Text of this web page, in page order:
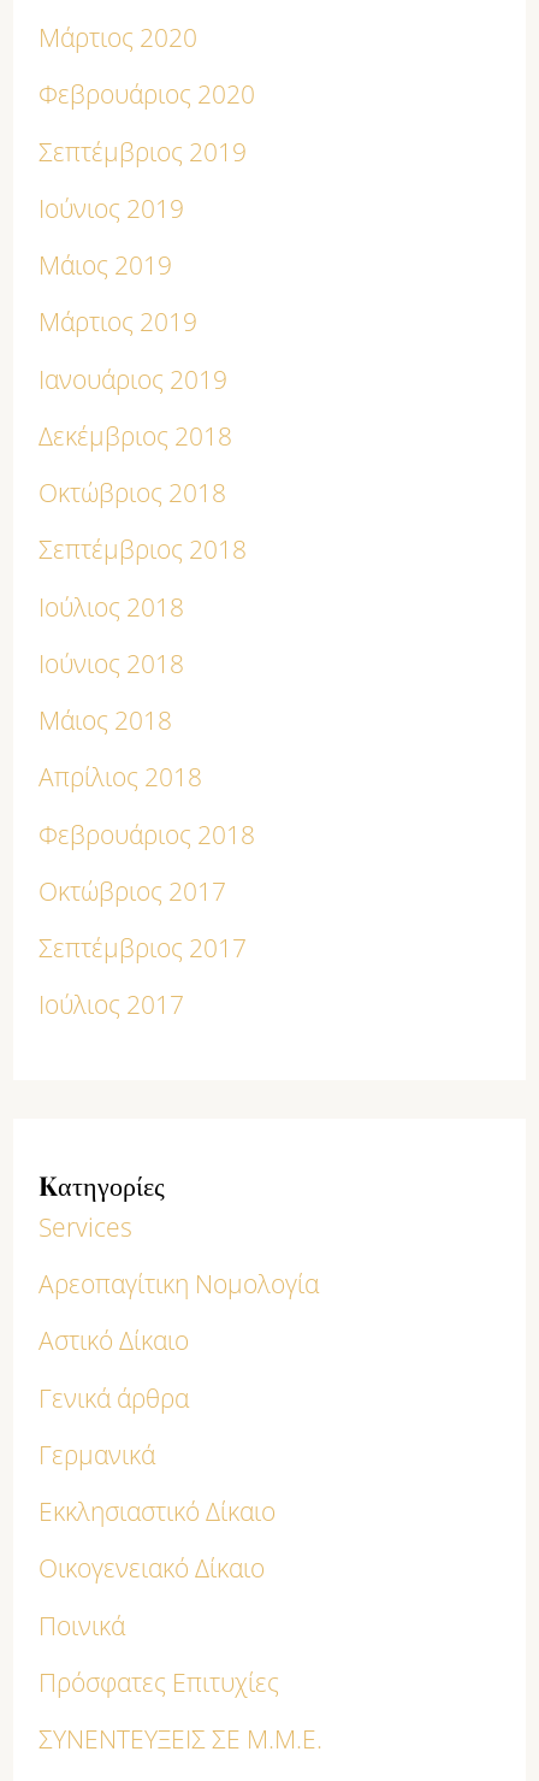
Μάρτιος 2020
Φεβρουάριος 2020
Σεπτέμβριος 2019
Ιούνιος 2019
Μάιος 2019
Μάρτιος 2019
Ιανουάριος 2019
Δεκέμβριος 2018
Οκτώβριος 2018
Σεπτέμβριος 2018
Ιούλιος 2018
Ιούνιος 2018
Μάιος 2018
Απρίλιος 2018
Φεβρουάριος 2018
Οκτώβριος 2017
Σεπτέμβριος 2017
Ιούλιος 2017
Kατηγορίες
Services
Αρεοπαγίτικη Νομολογία
Αστικό Δίκαιο
Γενικά άρθρα
Γερμανικά
Εκκλησιαστικό Δίκαιο
Οικογενειακό Δίκαιο
Ποινικά
Πρόσφατες Επιτυχίες
ΣΥΝΕΝΤΕΥΞΕΙΣ ΣΕ Μ.Μ.Ε.